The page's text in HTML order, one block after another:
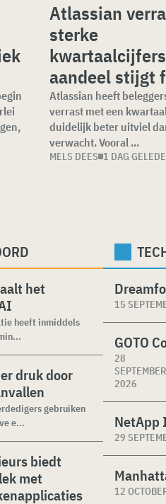
Atlassian
sterke
aandeel stijgt
Atlassian heeft
verrast met een
duidelijk beter uitviel
verwacht. Vooral ...
MELS DEES 1 DAG
het
heeft inmiddels
druk door
gebruiken
e...
biedt
met
15
GOTO
28
SEPTEMBER
2026
NetApp
29
12